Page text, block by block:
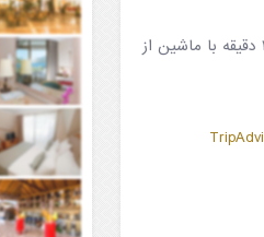
هتل Aqua در مرکز شهر Içmeler واقع شده است و مرکز شهر Marmaris با ماشین ۲۰ دقیقه با ماشین از